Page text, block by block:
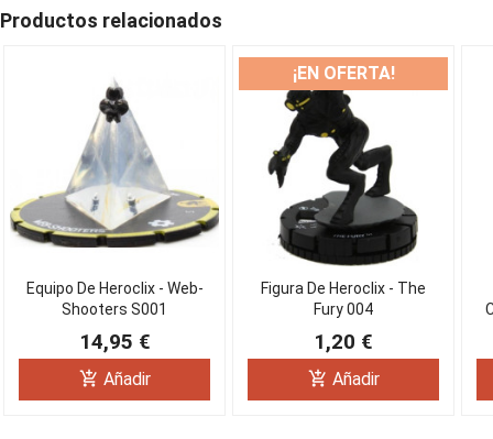
Productos relacionados
Equipo De Heroclix - Web-
Shooters S001
14,95 €
add_shopping_cart Añadir
Figura De Heroclix - The
Fury 004
1,20 €
add_shopping_cart Añadir
¡EN OFERTA!